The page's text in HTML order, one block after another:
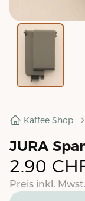
Kaffee Shop
JURA
2.90
Preis inkl. Mwst.